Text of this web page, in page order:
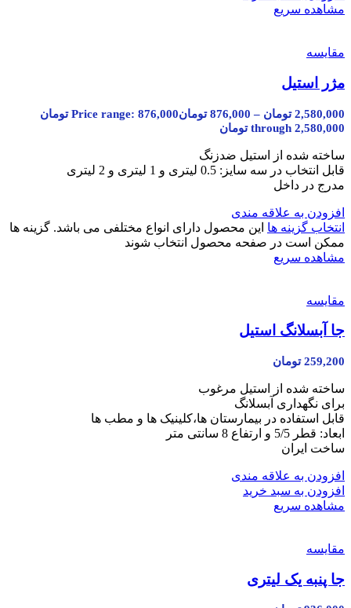
مشاهده سریع
مقایسه
مژر استیل
2,580,000 تومان –
876,000 تومان
Price range: 876,000 تومان
through 2,580,000 تومان
ساخته شده از استیل ضدزنگ
قابل انتخاب در سه سایز: 0.5 لیتری و 1 لیتری و 2 لیتری
مدرج در داخل
افزودن به علاقه مندی
انتخاب گزینه ها این محصول دارای انواع مختلفی می باشد. گزینه ها
ممکن است در صفحه محصول انتخاب شوند
مشاهده سریع
مقایسه
جا آبسلانگ استیل
259,200 تومان
ساخته شده از استیل مرغوب
برای نگهداری آبسلانگ
قابل استفاده در بیمارستان ها،کلینیک ها و مطب ها
ابعاد: قطر 5/5 و ارتفاع 8 سانتی متر
ساخت ایران
افزودن به علاقه مندی
افزودن به سبد خرید
مشاهده سریع
مقایسه
جا پنبه یک لیتری